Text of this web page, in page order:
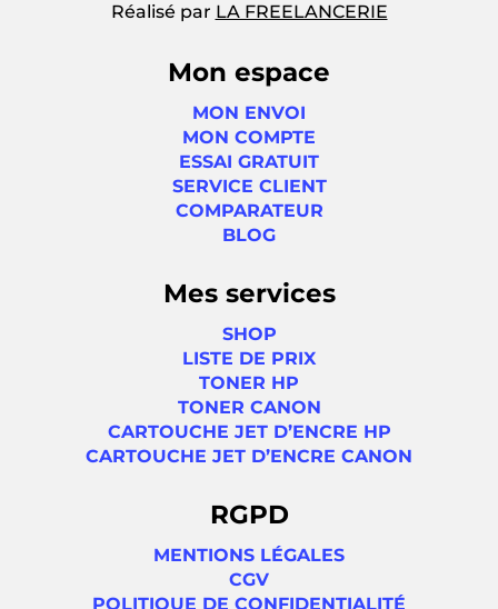
Réalisé par LA FREELANCERIE
Mon espace
MON ENVOI
MON COMPTE
ESSAI GRATUIT
SERVICE CLIENT
COMPARATEUR
BLOG
Mes services
SHOP
LISTE DE PRIX
TONER HP
TONER CANON
CARTOUCHE JET D’ENCRE HP
CARTOUCHE JET D’ENCRE CANON
RGPD
MENTIONS LÉGALES
CGV
POLITIQUE DE CONFIDENTIALITÉ